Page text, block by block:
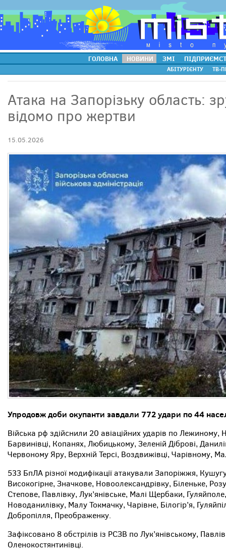
ГОЛОВНА НОВИНИ ЗМІ
АБІТУРІЄНТУ ТВ-
Атака на Запорізьку область:
відомо про жертви
15.05.2026
Упродовж доби окупанти завдали 772 удари по 44
Війська рф здійснили 20 авіаційних ударів по
Барвинівці, Копанях, Любицькому, Зеленій Діброві,
Червоному Яру, Верхній Терсі, Воздвижівці, Чарівному,
533 БпЛА різної модифікації атакували Запоріжжя,
Високогірне, Значкове, Новоолександрівку, Біленьке,
Степове, Павлівку, Лук’янівське, Малі Щербаки,
Новоданилівку, Малу Токмачку, Чарівне, Білогір’я,
Добропілля, Преображенку.
Зафіксовано 8 обстрілів із РСЗВ по Лук’янівському,
Оленокостянтинівці.